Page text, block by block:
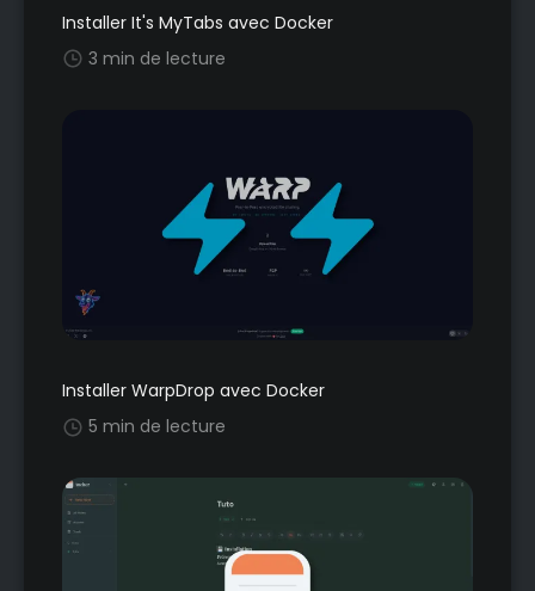
Installer It's MyTabs avec Docker
3 min de lecture
Installer WarpDrop avec Docker
5 min de lecture